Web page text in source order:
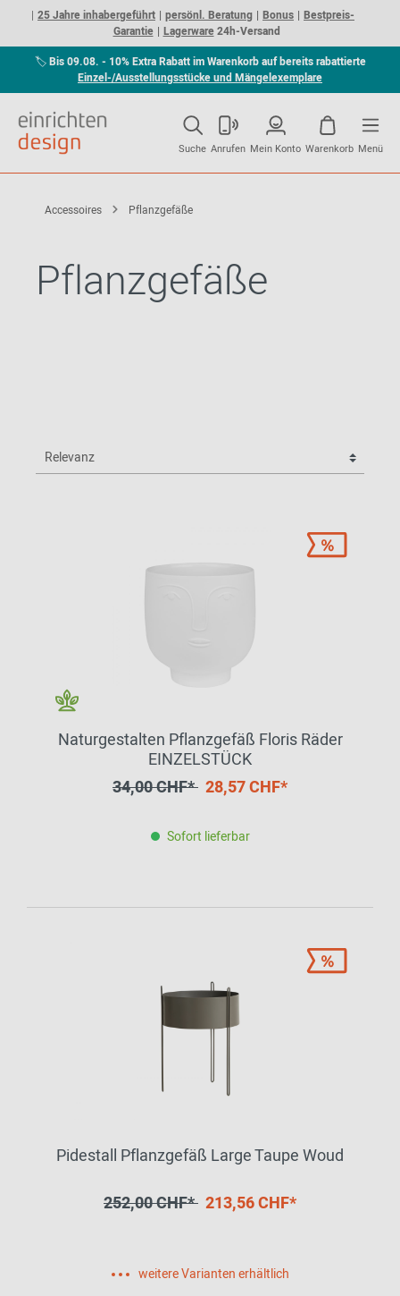
25 Jahre inhabergeführt persönl. Beratung Bonus
Bestpreis-
Garantie
Lagerware24h-Versand
🏷Bis 09.08. - 10% Extra Rabatt im Warenkorb auf bereits rabattierte
Einzel-/Ausstellungsstücke und Mängelexemplare
Suche Anrufen Mein Konto Warenkorb Menü
Accessoires Pflanzgefäße
Pflanzgefäße
Naturgestalten Pflanzgefäß Floris Räder
EINZELSTÜCK
34,00 CHF* 28,57 CHF*
Sofort lieferbar
Pidestall Pflanzgefäß Large Taupe Woud
252,00 CHF* 213,56 CHF*
weitere Varianten erhältlich